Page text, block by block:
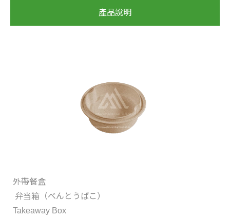
產品說明
外帶餐盒
弁当箱（べんとうばこ）
Takeaway Box